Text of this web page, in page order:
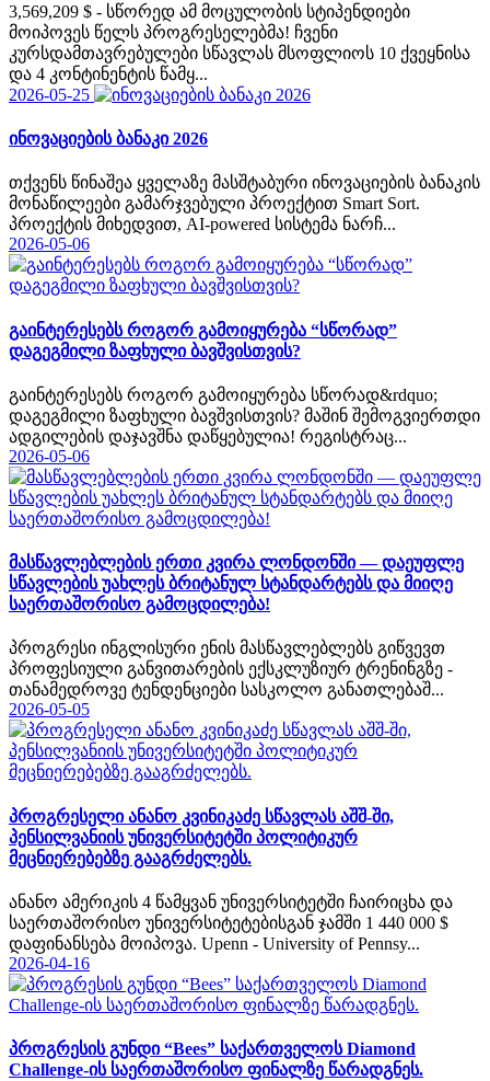
3,569,209 $ - სწორედ ამ მოცულობის სტიპენდიები
მოიპოვეს წელს პროგრესელებმა! ჩვენი
კურსდამთავრებულები სწავლას მსოფლიოს 10 ქვეყნისა
და 4 კონტინენტის წამყ...
2026-05-25
ინოვაციების ბანაკი 2026
თქვენს წინაშეა ყველაზე მასშტაბური ინოვაციების ბანაკის
მონაწილეები გამარჯვებული პროექტით Smart Sort.
პროექტის მიხედვით, AI-powered სისტემა ნარჩ...
2026-05-06
გაინტერესებს როგორ გამოიყურება “სწორად”
დაგეგმილი ზაფხული ბავშვისთვის?
გაინტერესებს როგორ გამოიყურება სწორად&rdquo;
დაგეგმილი ზაფხული ბავშვისთვის? მაშინ შემოგვიერთდი
ადგილების დაჯავშნა დაწყებულია! რეგისტრაც...
2026-05-06
მასწავლებლების ერთი კვირა ლონდონში — დაეუფლე
სწავლების უახლეს ბრიტანულ სტანდარტებს და მიიღე
საერთაშორისო გამოცდილება!
პროგრესი ინგლისური ენის მასწავლებლებს გიწვევთ
პროფესიული განვითარების ექსკლუზიურ ტრენინგზე -
თანამედროვე ტენდენციები სასკოლო განათლებაშ...
2026-05-05
პროგრესელი ანანო კვინიკაძე სწავლას აშშ-ში,
პენსილვანიის უნივერსიტეტში პოლიტიკურ
მეცნიერებებზე გააგრძელებს.
ანანო ამერიკის 4 წამყვან უნივერსიტეტში ჩაირიცხა და
საერთაშორისო უნივერსიტეტებისგან ჯამში 1 440 000 $
დაფინანსება მოიპოვა. Upenn - University of Pennsy...
2026-04-16
პროგრესის გუნდი “Bees” საქართველოს Diamond
Challenge-ის საერთაშორისო ფინალზე წარადგნეს.